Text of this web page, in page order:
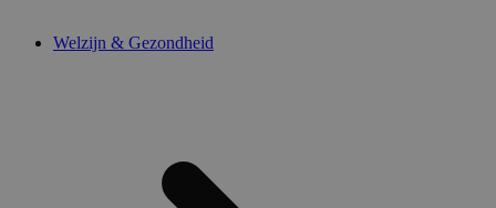
Welzijn & Gezondheid